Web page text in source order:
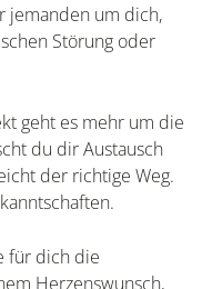
jemanden um dich,
Störung oder
geht es mehr um die
du dir Austausch
der richtige Weg.
für dich die
Herzenswunsch,